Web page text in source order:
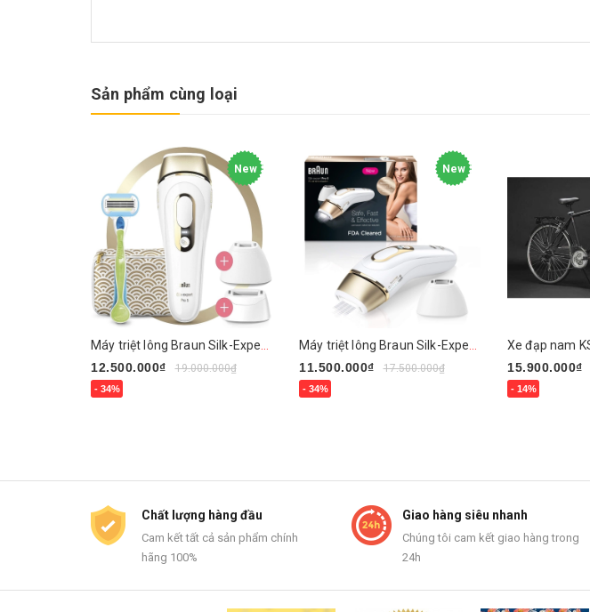
Sản phẩm cùng loại
New
12.500.000₫
19.000.000₫
- 34%
New
11.500.000₫
17.500.000₫
- 34%
15.900.000₫
- 14%
Chất lượng hàng đầu
Cam kết tất cả sản phẩm chính
hãng 100%
Giao hàng siêu nhanh
Chúng tôi cam kết giao hàng trong
24h